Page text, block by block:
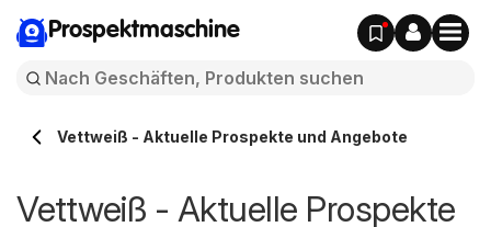
Prospektmaschine
Vettweiß - Aktuelle Prospekte und Angebote
Vettweiß - Aktuelle Prospekte